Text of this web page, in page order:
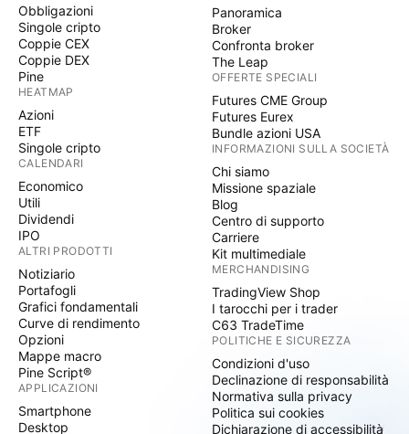
Obbligazioni
Singole cripto
Coppie CEX
Coppie DEX
Pine
HEATMAP
Azioni
ETF
Singole cripto
CALENDARI
Economico
Utili
Dividendi
IPO
ALTRI PRODOTTI
Notiziario
Portafogli
Grafici fondamentali
Curve di rendimento
Opzioni
Mappe macro
Pine Script®
APPLICAZIONI
Smartphone
Desktop
Panoramica
Broker
Confronta broker
The Leap
OFFERTE SPECIALI
Futures CME Group
Futures Eurex
Bundle azioni USA
INFORMAZIONI SULLA SOCIETÀ
Chi siamo
Missione spaziale
Blog
Centro di supporto
Carriere
Kit multimediale
MERCHANDISING
TradingView Shop
I tarocchi per i trader
C63 TradeTime
POLITICHE E SICUREZZA
Condizioni d'uso
Declinazione di responsabilità
Normativa sulla privacy
Politica sui cookies
Dichiarazione di accessibilità